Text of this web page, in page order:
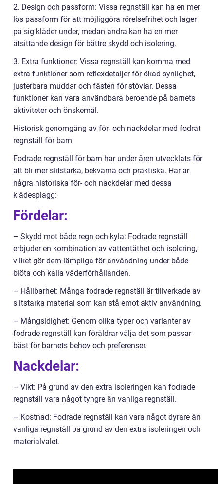
2. Design och passform: Vissa regnställ kan ha en mer
lös passform för att möjliggöra rörelsefrihet och lager
på sig kläder under, medan andra kan ha en mer
åtsittande design för bättre skydd och isolering.
3. Extra funktioner: Vissa regnställ kan komma med
extra funktioner som reflexdetaljer för ökad synlighet,
justerbara muddar och fästen för stövlar. Dessa
funktioner kan vara användbara beroende på barnets
aktiviteter och önskemål.
Historisk genomgång av för- och nackdelar med fodrat
regnställ för barn
Fodrade regnställ för barn har under åren utvecklats för
att bli mer slitstarka, bekväma och praktiska. Här är
några historiska för- och nackdelar med dessa
klädesplagg:
Fördelar:
– Skydd mot både regn och kyla: Fodrade regnställ
erbjuder en kombination av vattentäthet och isolering,
vilket gör dem lämpliga för användning under både
blöta och kalla väderförhållanden.
– Hållbarhet: Många fodrade regnställ är tillverkade av
slitstarka material som kan stå emot aktiv användning.
– Mångsidighet: Genom olika typer och varianter av
fodrade regnställ kan föräldrar välja det som passar
bäst för barnets behov och preferenser.
Nackdelar:
– Vikt: På grund av den extra isoleringen kan fodrade
regnställ vara något tyngre än vanliga regnställ.
– Kostnad: Fodrade regnställ kan vara något dyrare än
vanliga regnställ på grund av den extra isoleringen och
materialvalet.